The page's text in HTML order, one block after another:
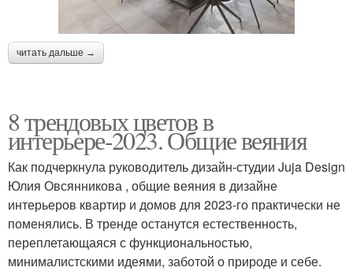
читать дальше →
8 трендовых цветов в
интерьере-2023. Общие веяния
Как подчеркнула руководитель дизайн-студии Juja Design
Юлия Овсянникова , общие веяния в дизайне
интерьеров квартир и домов для 2023-го практически не
поменялись. В тренде останутся естественность,
переплетающаяся с функциональностью,
минималистскими идеями, заботой о природе и себе.